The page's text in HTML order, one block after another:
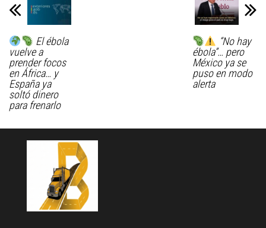
El ébola
vuelve a
prender focos
en África… y
España ya
soltó dinero
para frenarlo
“No hay
ébola”… pero
México ya se
puso en modo
alerta